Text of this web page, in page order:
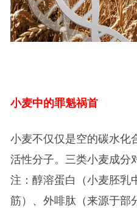
小麦中的罪魁祸首
小麦不仅仅是空的碳水化
活性分子。三类小麦成分
注：醇溶蛋白（小麦胚乳
筋）、外啡肽（来源于部